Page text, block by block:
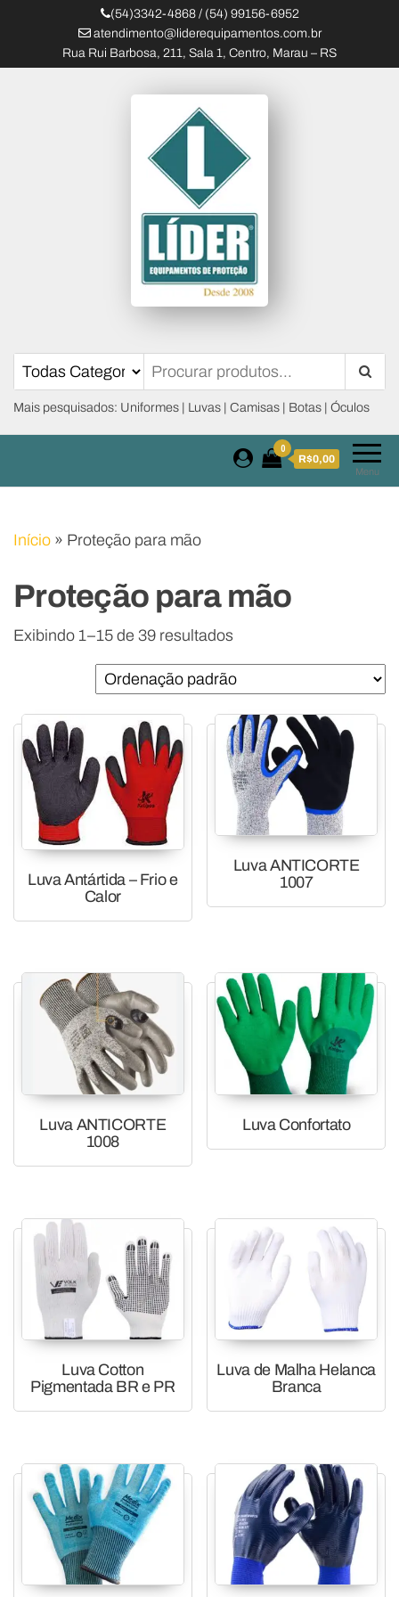
(54)3342-4868 / (54) 99156-6952
atendimento@liderequipamentos.com.br
Rua Rui Barbosa, 211, Sala 1, Centro, Marau – RS
Líder Equipamentos
Mais pesquisados: Uniformes | Luvas | Camisas | Botas | Óculos
Menu
0
R$0,00
Início » Proteção para mão
Proteção para mão
Exibindo 1–15 de 39 resultados
Luva Antártida – Frio e
Calor
Luva ANTICORTE
1007
Luva ANTICORTE
1008
Luva Confortato
Luva Cotton
Pigmentada BR e PR
Luva de Malha Helanca
Branca